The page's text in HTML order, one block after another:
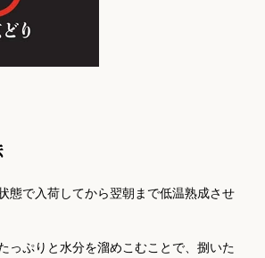
態で入荷してから翌朝まで低温熟成させ
っぷりと水分を溜めこむことで、捌いた